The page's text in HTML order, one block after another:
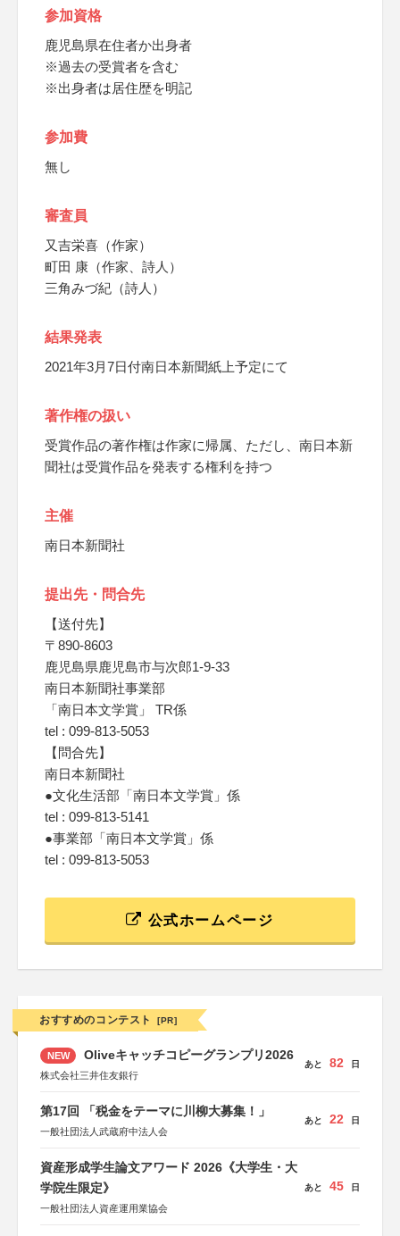
参加資格
鹿児島県在住者か出身者
※過去の受賞者を含む
※出身者は居住歴を明記
参加費
無し
審査員
又吉栄喜（作家）
町田 康（作家、詩人）
三角みづ紀（詩人）
結果発表
2021年3月7日付南日本新聞紙上予定にて
著作権の扱い
受賞作品の著作権は作家に帰属、ただし、南日本新
聞社は受賞作品を発表する権利を持つ
主催
南日本新聞社
提出先・問合先
【送付先】
〒890-8603
鹿児島県鹿児島市与次郎1-9-33
南日本新聞社事業部
「南日本文学賞」 TR係
tel : 099-813-5053
【問合先】
南日本新聞社
●文化生活部「南日本文学賞」係
tel : 099-813-5141
●事業部「南日本文学賞」係
tel : 099-813-5053
公式ホームページ
おすすめのコンテスト [PR]
NEW Oliveキャッチコピーグランプリ2026
株式会社三井住友銀行
あと 82 日
第17回 「税金をテーマに川柳大募集！」
一般社団法人武蔵府中法人会
あと 22 日
資産形成学生論文アワード 2026《大学生・大
学院生限定》
一般社団法人資産運用業協会
あと 45 日